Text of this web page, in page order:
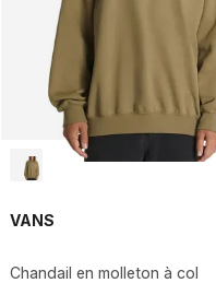
VANS
Chandail en molleton à col